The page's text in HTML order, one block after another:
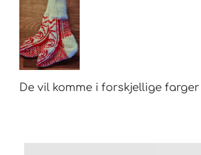
De vil komme i forskjellige